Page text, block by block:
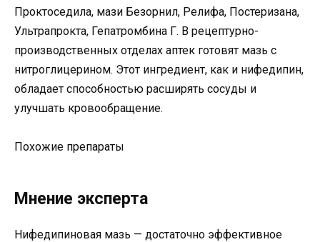
Проктоседила, мази Безорнил, Релифа, Постеризана,
Ультрапрокта, Гепатромбина Г. В рецептурно-
производственных отделах аптек готовят мазь с
нитроглицерином. Этот ингредиент, как и нифедипин,
обладает способностью расширять сосуды и
улучшать кровообращение.
Похожие препараты
Мнение эксперта
Нифедипиновая мазь — достаточно эффективное